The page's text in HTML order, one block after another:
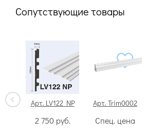
Сопутствующие товары
Арт. LV122 NP
2 750 руб.
Арт. Trim0002
Спец. цена